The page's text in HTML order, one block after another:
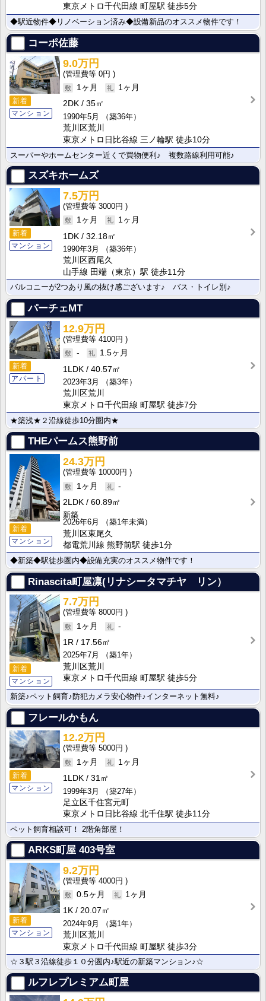
東京メトロ千代田線 町屋駅 徒歩5分
◆駅近物件◆リノベーション済み◆設備新品のオススメ物件です！
コーポ佐藤
新着
マンション
9.0万円
0円
1ヶ月
1ヶ月
2DK
35㎡
1990年5月
（築36年）
荒川区荒川
東京メトロ日比谷線 三ノ輪駅 徒歩10分
スーパーやホームセンター近くで買物便利♪ 複数路線利用可能♪
スズキホームズ
新着
マンション
7.5万円
3000円
1ヶ月
1ヶ月
1DK
32.18㎡
1990年3月
（築36年）
荒川区西尾久
山手線 田端（東京）駅 徒歩11分
バルコニーが2つあり風の抜け感ございます♪ バス・トイレ別♪
パーチェMT
新着
アパート
12.9万円
4100円
-
1.5ヶ月
1LDK
40.57㎡
2023年3月
（築3年）
荒川区荒川
東京メトロ千代田線 町屋駅 徒歩7分
★築浅★２沿線徒歩10分圏内★
THEパームス熊野前
新着
マンション
24.3万円
10000円
1ヶ月
-
2LDK
60.89㎡
新築
2026年6月
（築1年未満）
荒川区東尾久
都電荒川線 熊野前駅 徒歩1分
◆新築◆駅徒歩圏内◆設備充実のオススメ物件です！
Rinascita町屋凛(リナシータマチヤ リン）
新着
マンション
7.7万円
8000円
1ヶ月
-
1R
17.56㎡
2025年7月
（築1年）
荒川区荒川
東京メトロ千代田線 町屋駅 徒歩5分
新築♪ペット飼育♪防犯カメラ安心物件♪インターネット無料♪
フレールかもん
新着
マンション
12.2万円
5000円
1ヶ月
1ヶ月
1LDK
31㎡
1999年3月
（築27年）
足立区千住宮元町
東京メトロ日比谷線 北千住駅 徒歩11分
ペット飼育相談可！ 2階角部屋！
ARKS町屋 403号室
新着
マンション
9.2万円
4000円
0.5ヶ月
1ヶ月
1K
20.07㎡
2024年9月
（築1年）
荒川区荒川
東京メトロ千代田線 町屋駅 徒歩3分
☆３駅３沿線徒歩１０分圏内♪駅近の新築マンション♪☆
ルフレプレミアム町屋